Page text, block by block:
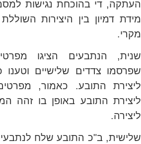
העתקה, די בהוכחת נגישות
מידת דמיון בין היצירות
מקרי.
שנית, הנתבעים הציגו
שפרסמו צדדים שלישיים
ליצירת התובע. כאמור,
ליצירת התובע באופן בו זהה
ליצירה.
שלישית, ב"כ התובע שלח